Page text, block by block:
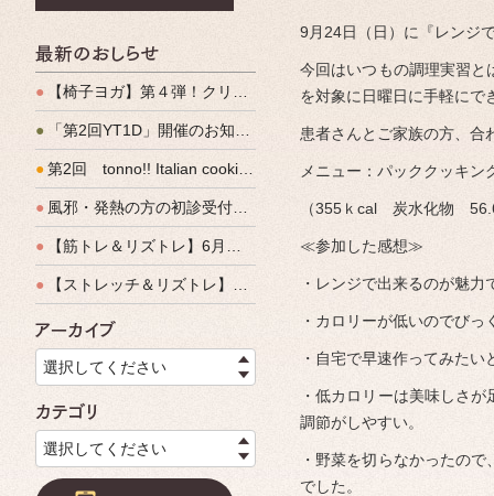
●
【椅子ヨガ】第４弾！クリパルヨガ教室のご案内
● 「第2回YT1D」開催のお知らせ
●第2回 tonno!! Italian cooking 開催しました
● 風邪・発熱の方の初診受付（発熱外来）、始めます
● 【筋トレ＆リズトレ】6月特別運動教室開催のご案内
● 【ストレッチ＆リズトレ】特別運動教室開催のご案内
アーカイブ
選択してください
カテゴリ
選択してください
9月24日（日）に『レンジ
今回はいつもの調理実習と
を対象に日曜日に手軽にで
患者さんとご家族の方、合
メニュー：パッククッキ
（355ｋcal 炭水化物
≪参加した感想≫
・レンジで出来るのが魅
・カロリーが低いのでびっ
・自宅で早速作ってみた
・低カロリーは美味しさ
調節がしやすい。
・野菜を切らなかったの
でした。